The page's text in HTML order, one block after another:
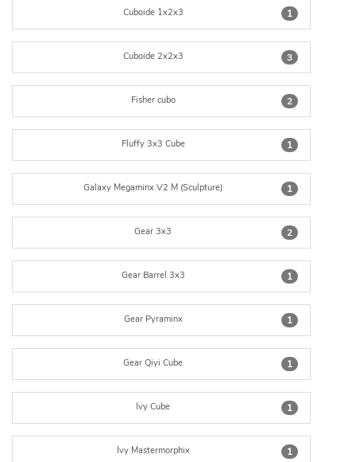
1
Cuboide 1x2x3
3
Cuboide 2x2x3
2
Fisher cubo
1
Fluffy 3x3 Cube
1
Galaxy Megaminx V2 M (Sculpture)
2
Gear 3x3
1
Gear Barrel 3x3
1
Gear Pyraminx
1
Gear Qiyi Cube
1
Ivy Cube
1
Ivy Mastermorphix